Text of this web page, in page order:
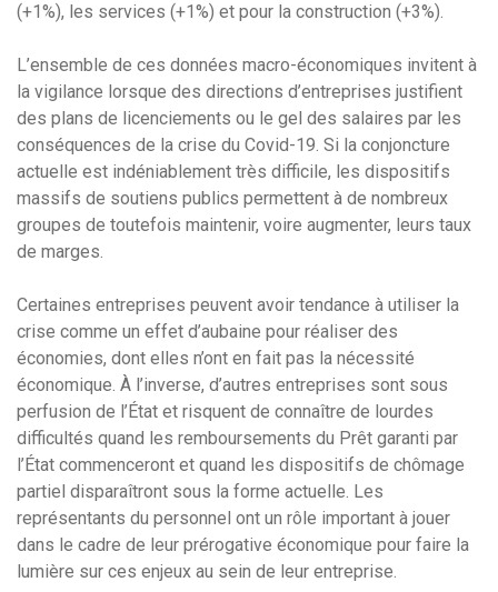
(+1%), les services (+1%) et pour la construction (+3%).
L’ensemble de ces données macro-économiques invitent à
la vigilance lorsque des directions d’entreprises justifient
des plans de licenciements ou le gel des salaires par les
conséquences de la crise du Covid-19. Si la conjoncture
actuelle est indéniablement très difficile, les dispositifs
massifs de soutiens publics permettent à de nombreux
groupes de toutefois maintenir, voire augmenter, leurs taux
de marges.
Certaines entreprises peuvent avoir tendance à utiliser la
crise comme un effet d’aubaine pour réaliser des
économies, dont elles n’ont en fait pas la nécessité
économique. À l’inverse, d’autres entreprises sont sous
perfusion de l’État et risquent de connaître de lourdes
difficultés quand les remboursements du Prêt garanti par
l’État commenceront et quand les dispositifs de chômage
partiel disparaîtront sous la forme actuelle. Les
représentants du personnel ont un rôle important à jouer
dans le cadre de leur prérogative économique pour faire la
lumière sur ces enjeux au sein de leur entreprise.